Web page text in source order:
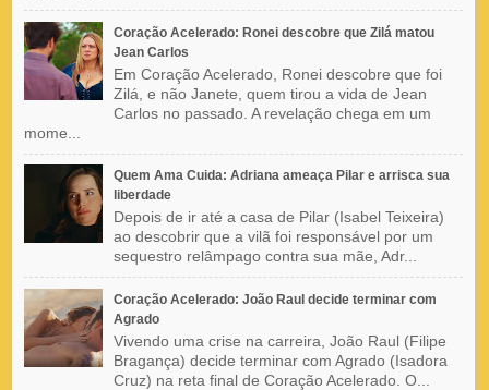
Coração Acelerado: Ronei descobre que Zilá matou
Jean Carlos
Em Coração Acelerado, Ronei descobre que foi
Zilá, e não Janete, quem tirou a vida de Jean
Carlos no passado. A revelação chega em um
mome...
Quem Ama Cuida: Adriana ameaça Pilar e arrisca sua
liberdade
Depois de ir até a casa de Pilar (Isabel Teixeira)
ao descobrir que a vilã foi responsável por um
sequestro relâmpago contra sua mãe, Adr...
Coração Acelerado: João Raul decide terminar com
Agrado
Vivendo uma crise na carreira, João Raul (Filipe
Bragança) decide terminar com Agrado (Isadora
Cruz) na reta final de Coração Acelerado. O...